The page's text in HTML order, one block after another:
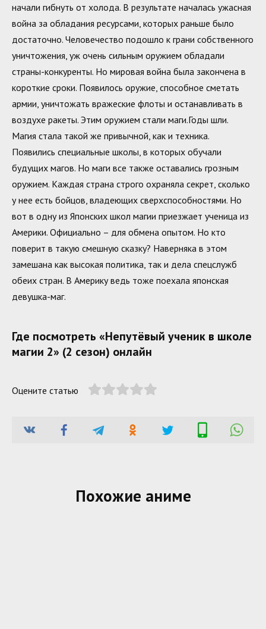
начали гибнуть от холода. В результате началась ужасная
война за обладания ресурсами, которых раньше было
достаточно. Человечество подошло к грани собственного
уничтожения, уж очень сильным оружием обладали
страны-конкуренты. Но мировая война была закончена в
короткие сроки. Появилось оружие, способное сметать
армии, уничтожать вражеские флоты и останавливать в
воздухе ракеты. Этим оружием стали маги.Годы шли.
Магия стала такой же привычной, как и техника.
Появились специальные школы, в которых обучали
будущих магов. Но маги все также оставались грозным
оружием. Каждая страна строго охраняла секрет, сколько
у нее есть бойцов, владеющих сверхспособностями. Но
вот в одну из Японских школ магии приезжает ученица из
Америки. Официально – для обмена опытом. Но кто
поверит в такую смешную сказку? Наверняка в этом
замешана как высокая политика, так и дела спецслужб
обеих стран. В Америку ведь тоже поехала японская
девушка-маг.
Где посмотреть «Непутёвый ученик в школе
магии 2» (2 сезон) онлайн
Оцените статью
Похожие аниме